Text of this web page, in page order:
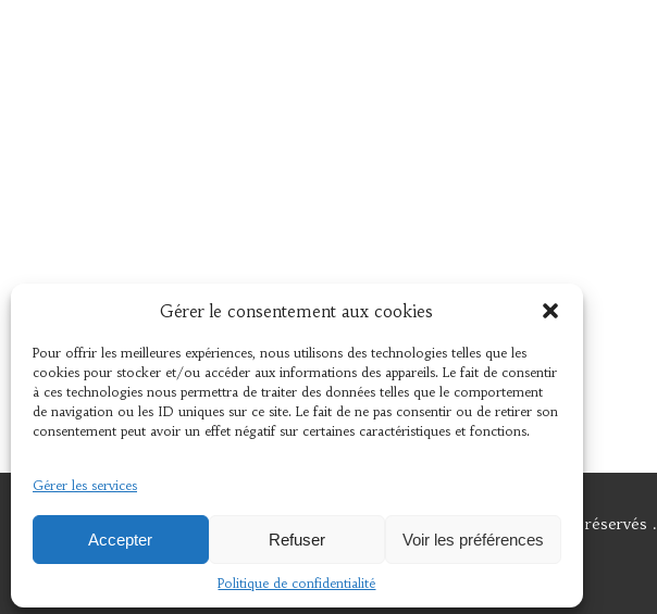
Gérer le consentement aux cookies
Pour offrir les meilleures expériences, nous utilisons des technologies telles que les
cookies pour stocker et/ou accéder aux informations des appareils. Le fait de consentir
à ces technologies nous permettra de traiter des données telles que le comportement
de navigation ou les ID uniques sur ce site. Le fait de ne pas consentir ou de retirer son
consentement peut avoir un effet négatif sur certaines caractéristiques et fonctions.
Gérer les services
Accepter Refuser Voir les préférences
Politique de confidentialité
© 2024 © 2018 Association L'Amer 29670 Henvic . Tous droits réservés .